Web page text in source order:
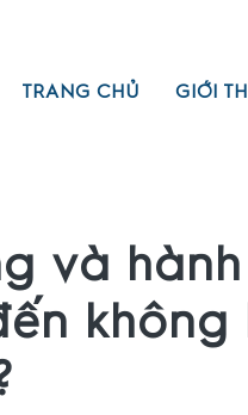
TRANG CHỦ GIỚI
và